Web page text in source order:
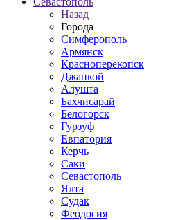
Назад
Города
Симферополь
Армянск
Красноперекопск
Джанкой
Алушта
Бахчисарай
Белогорск
Гурзуф
Евпатория
Керчь
Саки
Севастополь
Ялта
Судак
Феодосия